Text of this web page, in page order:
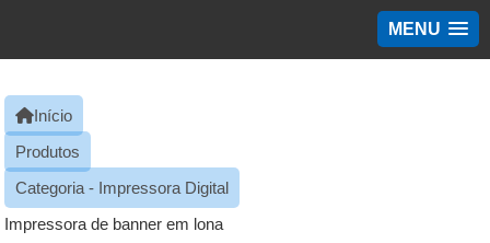
MENU
Início
Produtos
Categoria - Impressora Digital
Impressora de banner em lona